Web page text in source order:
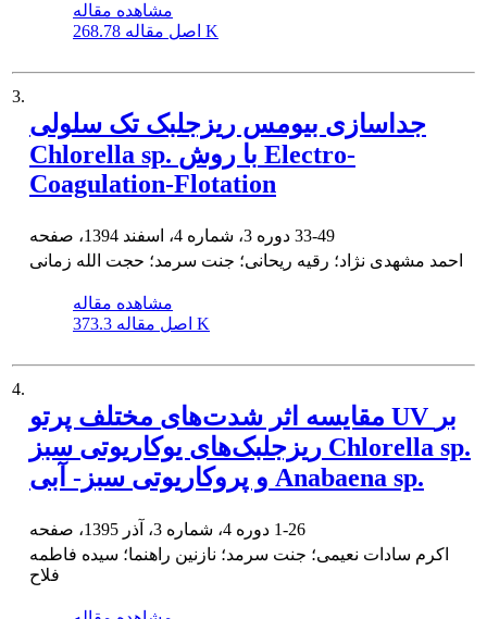
مشاهده مقاله
اصل مقاله 268.78 K
3.
جداسازی بیومس ریزجلبک تک سلولی
Chlorella sp. با روش Electro-
Coagulation-Flotation
33-49
احمد مشهدی نژاد؛ رقیه ریحانی؛ جنت سرمد؛ حجت الله زمانی
مشاهده مقاله
اصل مقاله 373.3 K
4.
مقایسه اثر شدت‌های مختلف پرتو UV بر
ریزجلبک‌های یوکاریوتی سبز Chlorella sp.
و پروکاریوتی سبز- آبی Anabaena sp.
1-26
اکرم سادات نعیمی؛ جنت سرمد؛ نازنین راهنما؛ سیده فاطمه
فلاح